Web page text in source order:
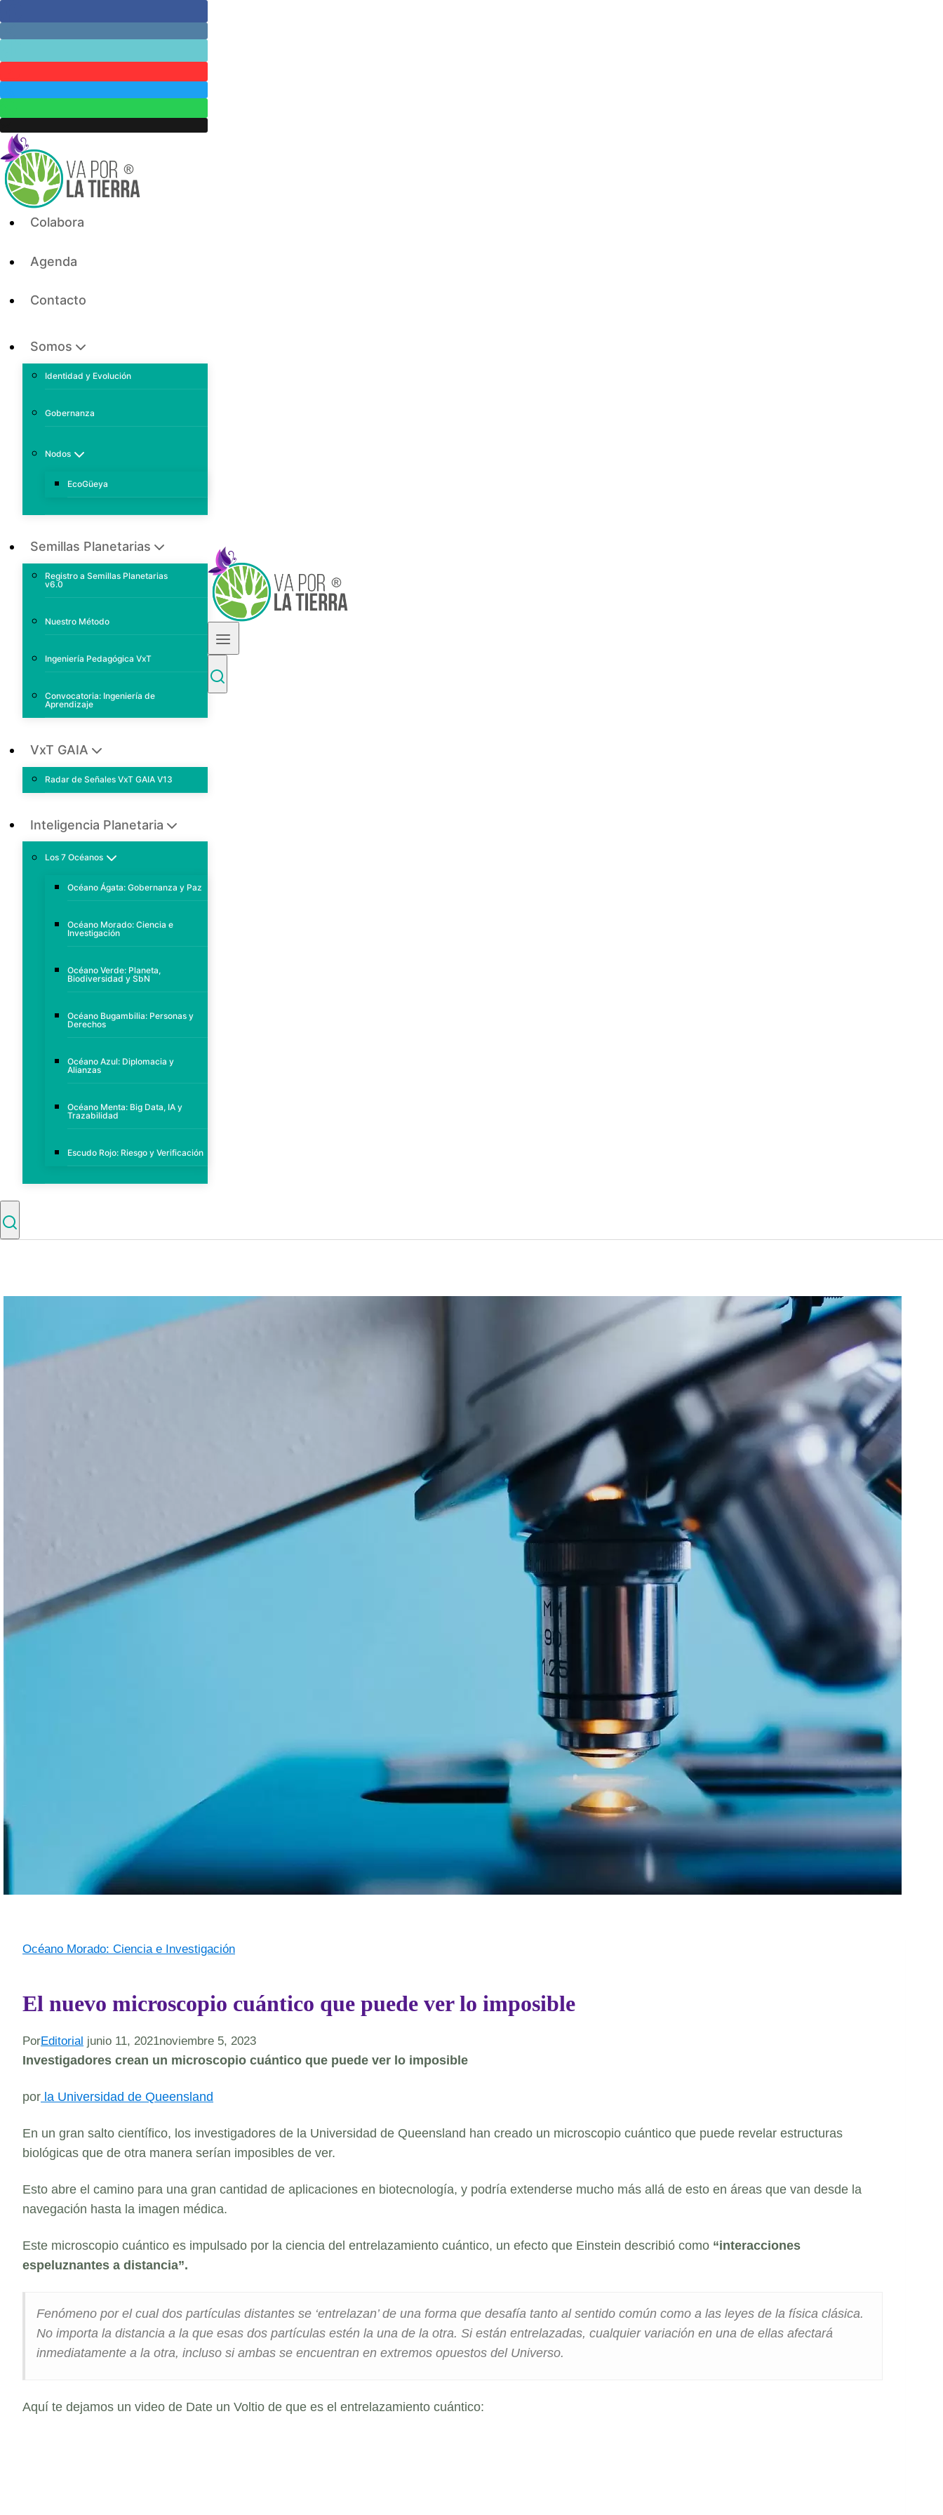
to
Colabora
Agenda
Contacto
Somos
Identidad y Evolución
Gobernanza
Nodos
EcoGüeya
Semillas Planetarias
Registro a Semillas Planetarias
v6.0
Nuestro Método
Ingeniería Pedagógica VxT
Convocatoria: Ingeniería de
Aprendizaje
VxT GAIA
Radar de Señales VxT GAIA V13
Inteligencia Planetaria
Los 7 Océanos
Océano Ágata: Gobernanza y Paz
Océano Morado: Ciencia e
Investigación
Océano Verde: Planeta,
Biodiversidad y SbN
Océano Bugambilia: Personas y
Derechos
Océano Azul: Diplomacia y
Alianzas
Océano Menta: Big Data, IA y
Trazabilidad
Escudo Rojo: Riesgo y Verificación
Océano Morado: Ciencia e Investigación
El nuevo microscopio cuántico que puede ver lo imposible
PorEditorial junio 11, 2021noviembre 5, 2023
Investigadores crean un microscopio cuántico que puede ver lo imposible
por la Universidad de Queensland
En un gran salto científico, los investigadores de la Universidad de Queensland han creado un microscopio cuántico que puede revelar estructuras
biológicas que de otra manera serían imposibles de ver.
Esto abre el camino para una gran cantidad de aplicaciones en biotecnología, y podría extenderse mucho más allá de esto en áreas que van desde la
navegación hasta la imagen médica.
Este microscopio cuántico es impulsado por la ciencia del entrelazamiento cuántico, un efecto que Einstein describió como “interacciones
espeluznantes a distancia”.
Fenómeno por el cual dos partículas distantes se ‘entrelazan’ de una forma que desafía tanto al sentido común como a las leyes de la física clásica.
No importa la distancia a la que esas dos partículas estén la una de la otra. Si están entrelazadas, cualquier variación en una de ellas afectará
inmediatamente a la otra, incluso si ambas se encuentran en extremos opuestos del Universo.
Aquí te dejamos un video de Date un Voltio de que es el entrelazamiento cuántico: